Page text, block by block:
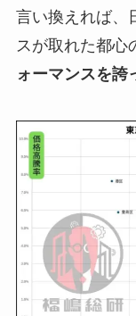
言い換えれば、
スが取れた都心
ォーマンスを誇